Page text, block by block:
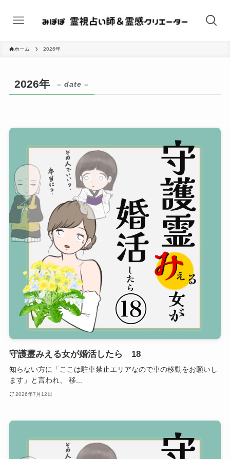
ホーム 2026年
2026年 – date –
守護霊みえる女が婚活したら 18
知らない方に「ここは駐車禁止エリアなので車の移動をお願いし
ます」と言われ、 移...
2026年7月12日